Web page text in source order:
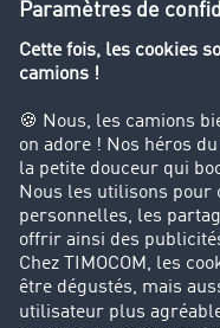
Le dictionnaire du
Interdiction de
Entreprise
Parrainage clients
Success Stories
Cadre légal